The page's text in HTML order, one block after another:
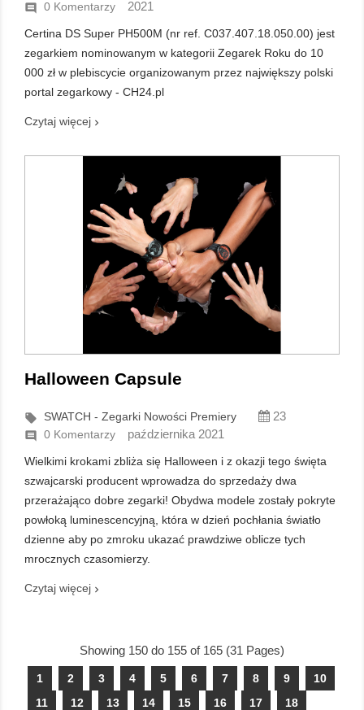
 0 Komentarzy 2021
Certina DS Super PH500M (nr ref. C037.407.18.050.00) jest
zegarkiem nominowanym w kategorii Zegarek Roku do 10
000 zł w plebiscycie organizowanym przez największy polski
portal zegarkowy - CH24.pl
Czytaj więcej
Halloween Capsule
 SWATCH - Zegarki Nowości Premiery
 0 Komentarzy
23
października 2021
Wielkimi krokami zbliża się Halloween i z okazji tego święta
szwajcarski producent wprowadza do sprzedaży dwa
przerażająco dobre zegarki! Obydwa modele zostały pokryte
powłoką luminescencyjną, która w dzień pochłania światło
dzienne aby po zmroku ukazać prawdziwe oblicze tych
mrocznych czasomierzy.
Czytaj więcej
Showing 150 do 155 of 165 (31 Pages)
1 2 3 4 5 6 7 8 9
10
11
12 13 14 15 16 17
18